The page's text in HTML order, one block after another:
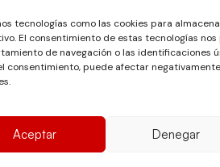
tecnologías como las cookies para
El consentimiento de estas tecnologías
de navegación o las identificaciones
consentimiento, puede afectar
Aceptar Denegar
976 73 08 41